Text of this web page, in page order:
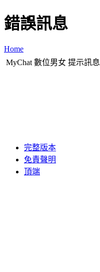
錯誤訊息
Home
MyChat 數位男女 提示訊息
完整版本
免責聲明
頂端